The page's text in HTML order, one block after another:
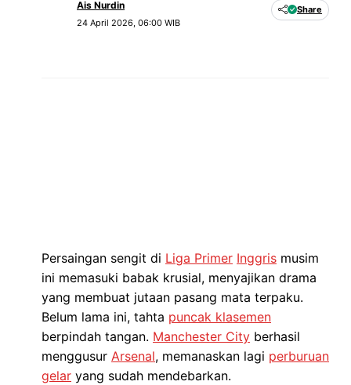
Ais Nurdin
24 April 2026, 06:00 WIB
Share
Persaingan sengit di Liga Primer Inggris musim
ini memasuki babak krusial, menyajikan drama
yang membuat jutaan pasang mata terpaku.
Belum lama ini, tahta puncak klasemen
berpindah tangan. Manchester City berhasil
menggusur Arsenal, memanaskan lagi perburuan
gelar yang sudah mendebarkan.